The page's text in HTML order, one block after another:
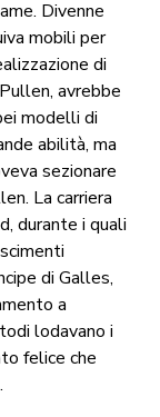
Divenne
mobili per
di
avrebbe
modelli di
abilità, ma
sezionare
La carriera
durante i quali
di Galles,
a
lodavano i
felice che